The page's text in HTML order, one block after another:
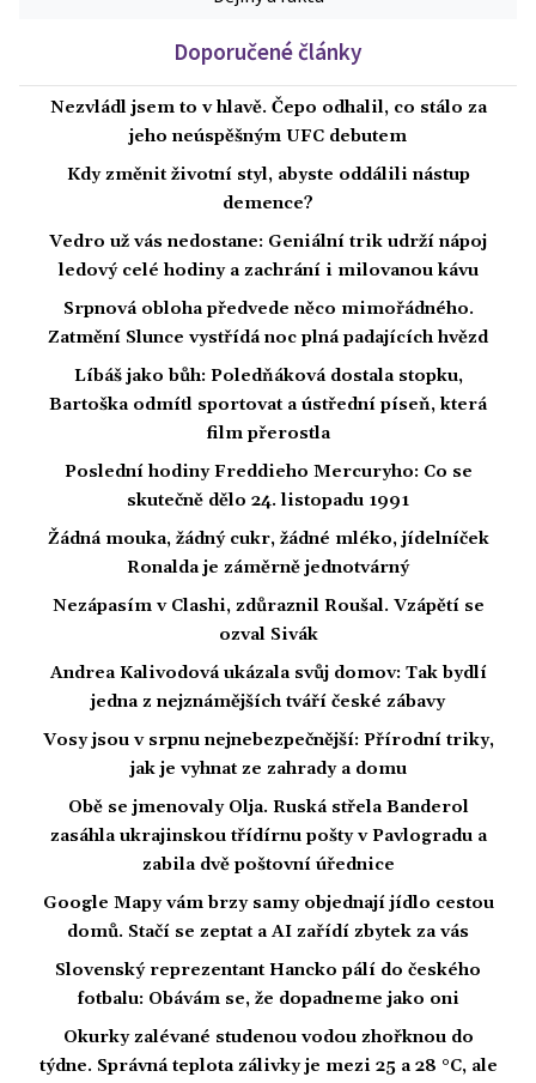
Doporučené články
Nezvládl jsem to v hlavě. Čepo odhalil, co stálo za
jeho neúspěšným UFC debutem
Kdy změnit životní styl, abyste oddálili nástup
demence?
Vedro už vás nedostane: Geniální trik udrží nápoj
ledový celé hodiny a zachrání i milovanou kávu
Srpnová obloha předvede něco mimořádného.
Zatmění Slunce vystřídá noc plná padajících hvězd
Líbáš jako bůh: Poledňáková dostala stopku,
Bartoška odmítl sportovat a ústřední píseň, která
film přerostla
Poslední hodiny Freddieho Mercuryho: Co se
skutečně dělo 24. listopadu 1991
Žádná mouka, žádný cukr, žádné mléko, jídelníček
Ronalda je záměrně jednotvárný
Nezápasím v Clashi, zdůraznil Roušal. Vzápětí se
ozval Sivák
Andrea Kalivodová ukázala svůj domov: Tak bydlí
jedna z nejznámějších tváří české zábavy
Vosy jsou v srpnu nejnebezpečnější: Přírodní triky,
jak je vyhnat ze zahrady a domu
Obě se jmenovaly Olja. Ruská střela Banderol
zasáhla ukrajinskou třídírnu pošty v Pavlogradu a
zabila dvě poštovní úřednice
Google Mapy vám brzy samy objednají jídlo cestou
domů. Stačí se zeptat a AI zařídí zbytek za vás
Slovenský reprezentant Hancko pálí do českého
fotbalu: Obávám se, že dopadneme jako oni
Okurky zalévané studenou vodou zhořknou do
týdne. Správná teplota zálivky je mezi 25 a 28 °C, ale